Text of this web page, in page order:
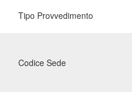
Tipo Provvedimento
Codice Sede